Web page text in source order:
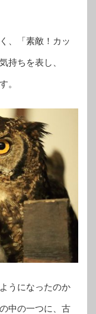
、「素敵！カッ
持ちを表し、
。
うになったのか
中の一つに、古